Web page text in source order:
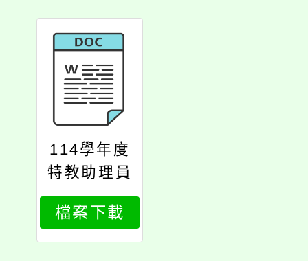
114學年度
特教助理員
甄聘簡章
檔案下載